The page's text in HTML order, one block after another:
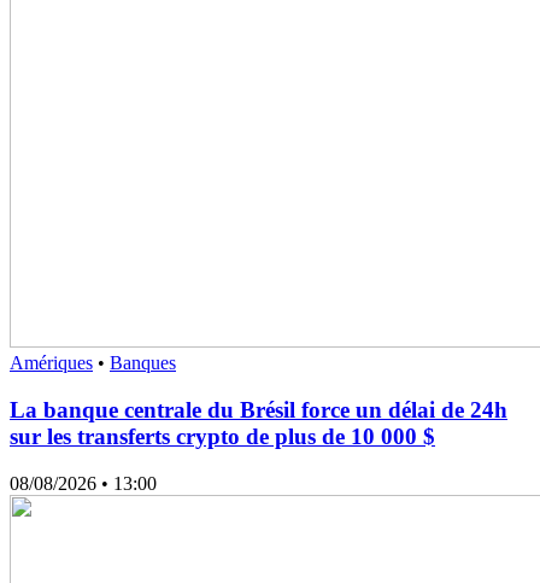
Amériques • Banques
La banque centrale du Brésil force un délai de 24h
sur les transferts crypto de plus de 10 000 $
08/08/2026 • 13:00